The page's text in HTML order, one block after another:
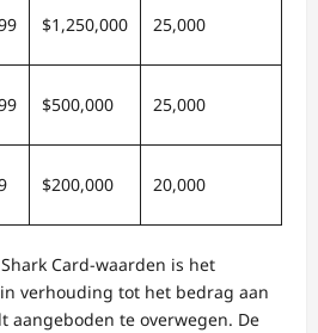
$1,250,000 25,000
$500,000 25,000
$200,000 20,000
Card-waarden is het
verhouding tot het bedrag aan
aangeboden te overwegen. De